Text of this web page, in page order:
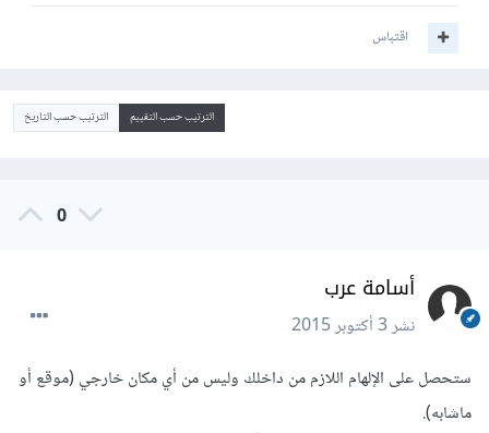
اقتباس
الترتيب حسب التقييم الترتيب حسب التاريخ
0
أسامة عرب
نشر3 أكتوبر 2015
ستحصل على الإلهام اللازم من داخلك وليس من أي مكان خارجي (موقع أو
ماشابه).